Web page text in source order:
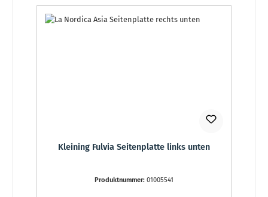
Kleining Fulvia Seitenplatte links unten
Produktnummer: 01005541